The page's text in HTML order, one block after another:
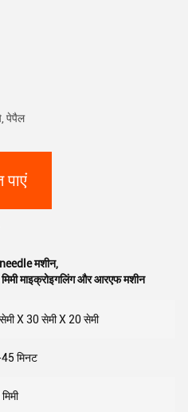
पेपैल
मशीन,
माइक्रोइगलिंग और आरएफ मशीन
X 30 सेमी X 20 सेमी
मिनट